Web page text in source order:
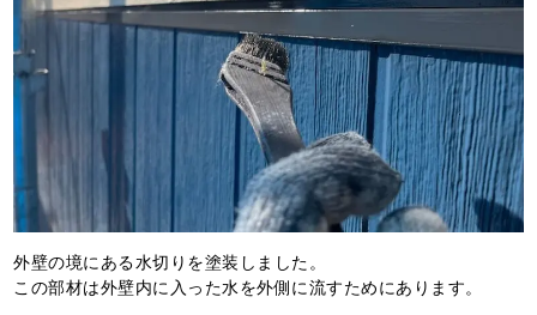
外壁の境にある水切りを塗装しました。
この部材は外壁内に入った水を外側に流すためにあります。